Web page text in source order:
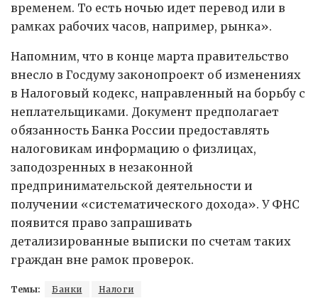
временем. То есть ночью идет перевод или в
рамках рабочих часов, например, рынка».
Напомним, что в конце марта правительство
внесло в Госдуму законопроект об изменениях
в Налоговый кодекс, направленный на борьбу с
неплательщиками. Документ предполагает
обязанность Банка России предоставлять
налоговикам информацию о физлицах,
заподозренных в незаконной
предпринимательской деятельности и
получении «систематического дохода». У ФНС
появится право запрашивать
детализированные выписки по счетам таких
граждан вне рамок проверок.
Темы: Банки Налоги